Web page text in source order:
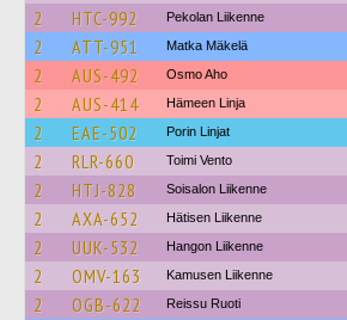
2 HTC-992 Pekolan Liikenne
2 ATT-951 Matka Mäkelä
2 AUS-492 Osmo Aho
2 AUS-414 Hämeen Linja
2 EAE-502 Porin Linjat
2 RLR-660 Toimi Vento
2 HTJ-828 Soisalon Liikenne
2 AXA-652 Hätisen Liikenne
2 UUK-532 Hangon Liikenne
2 OMV-163 Kamusen Liikenne
2 OGB-622 Reissu Ruoti